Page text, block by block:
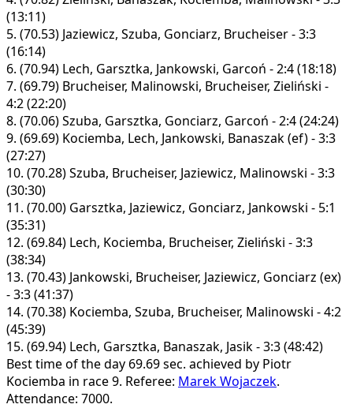
(13:11)
5. (70.53) Jaziewicz, Szuba, Gonciarz, Brucheiser - 3:3
(16:14)
6. (70.94) Lech, Garsztka, Jankowski, Garcoń - 2:4 (18:18)
7. (69.79) Brucheiser, Malinowski, Brucheiser, Zieliński -
4:2 (22:20)
8. (70.06)Szuba, Garsztka, Gonciarz, Garcoń - 2:4 (24:24)
9. (69.69) Kociemba, Lech, Jankowski, Banaszak (ef) - 3:3
(27:27)
10. (70.28)Szuba, Brucheiser, Jaziewicz, Malinowski - 3:3
(30:30)
11. (70.00) Garsztka, Jaziewicz, Gonciarz, Jankowski - 5:1
(35:31)
12. (69.84) Lech, Kociemba, Brucheiser, Zieliński - 3:3
(38:34)
13. (70.43) Jankowski, Brucheiser, Jaziewicz, Gonciarz (ex)
- 3:3 (41:37)
14. (70.38) Kociemba, Szuba, Brucheiser, Malinowski - 4:2
(45:39)
15. (69.94) Lech, Garsztka, Banaszak, Jasik - 3:3 (48:42)
Best time of the day 69.69 sec. achieved by Piotr
Kociemba in race 9. Referee: Marek Wojaczek.
Attendance: 7000.